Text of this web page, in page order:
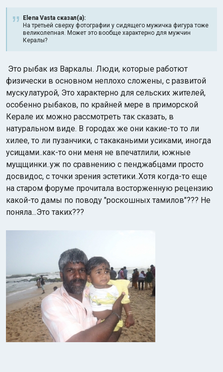
Elena Vasta сказал(а):
На третьей сверху фотографии у сидящего мужичка фигура тоже
великолепная. Может это вообще характерно для мужчин
Кералы?
Это рыбак из Варкалы. Люди, которые работют
физически в основном неплохо сложены, с развитой
мускулатурой, Это характерно для сельских жителей,
особенно рыбаков, по крайней мере в приморской
Керале их можно рассмотреть так сказать, в
натуральном виде. В городах же они какие-то то ли
хилее, то ли пузанчики, с такаканьими усиками, иногда
усищами..как-то они меня не впечатлили, южные
мущщинки..уж по сравнению с пенджабцами просто
досвидос, с точки зрения эстетики..Хотя когда-то еще
на старом форуме прочитала восторженную рецензию
какой-то дамы по поводу "роскошных тамилов"??? Не
поняла...Это таких???